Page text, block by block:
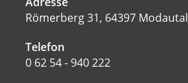
Römerberg 31, 64397 Modautal
Telefon
0 62 54 - 940 222